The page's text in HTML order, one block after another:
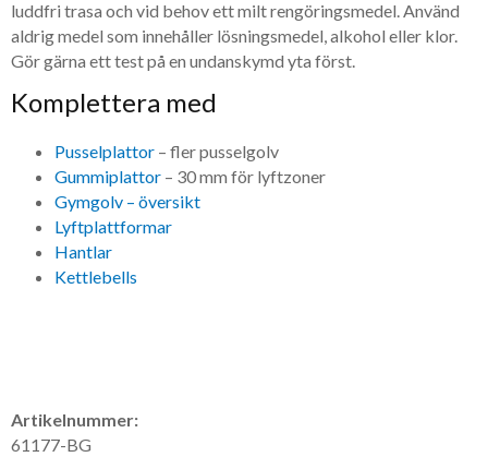
luddfri trasa och vid behov ett milt rengöringsmedel. Använd
aldrig medel som innehåller lösningsmedel, alkohol eller klor.
Gör gärna ett test på en undanskymd yta först.
Komplettera med
Pusselplattor – fler pusselgolv
Gummiplattor – 30 mm för lyftzoner
Gymgolv – översikt
Lyftplattformar
Hantlar
Kettlebells
Artikelnummer:
61177-BG